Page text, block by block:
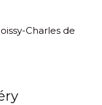
Charles de